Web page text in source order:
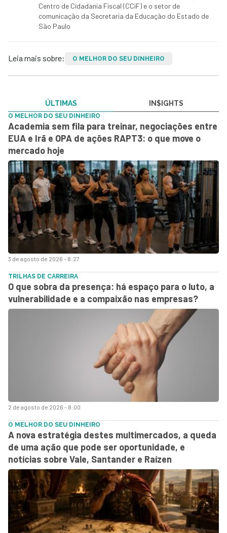
Centro de Cidadania Fiscal (CCiF) e o setor de
comunicação da Secretaria da Educação do Estado de
São Paulo
Leia mais sobre: O MELHOR DO SEU DINHEIRO
ÚLTIMAS IN$IGHTS
3 de agosto de 2026 - 8:27
O MELHOR DO SEU DINHEIRO
Academia sem fila para treinar, negociações entre
EUA e Irã e OPA de ações RAPT3: o que move o
mercado hoje
2 de agosto de 2026 - 8:00
TRILHAS DE CARREIRA
O que sobra da presença: há espaço para o luto, a
vulnerabilidade e a compaixão nas empresas?
O MELHOR DO SEU DINHEIRO
A nova estratégia destes multimercados, a queda
de uma ação que pode ser oportunidade, e
notícias sobre Vale, Santander e Raízen